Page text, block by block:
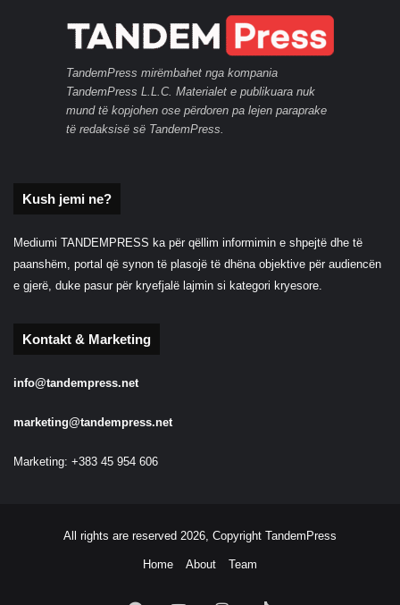
TandemPress mirëmbahet nga kompania
TandemPress L.L.C. Materialet e publikuara nuk
mund të kopjohen ose përdoren pa lejen paraprake
të redaksisë së TandemPress.
Kush jemi ne?
Mediumi TANDEMPRESS ka për qëllim informimin e shpejtë dhe të
paanshëm, portal që synon të plasojë të dhëna objektive për audiencën
e gjerë, duke pasur për kryefjalë lajmin si kategori kryesore.
Kontakt & Marketing
info@tandempress.net
marketing@tandempress.net
Marketing: +383 45 954 606
All rights are reserved 2026, Copyright TandemPress
Home About Team